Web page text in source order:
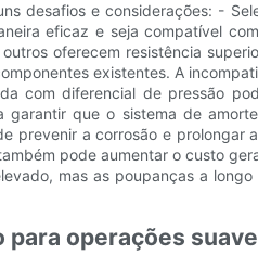
desafios e considerações: -
eficaz e seja compatível
oferecem resistência
existentes. A
com diferencial de pressão
que o sistema de
prevenir a corrosão e
pode aumentar o custo
mas as poupanças a
operações